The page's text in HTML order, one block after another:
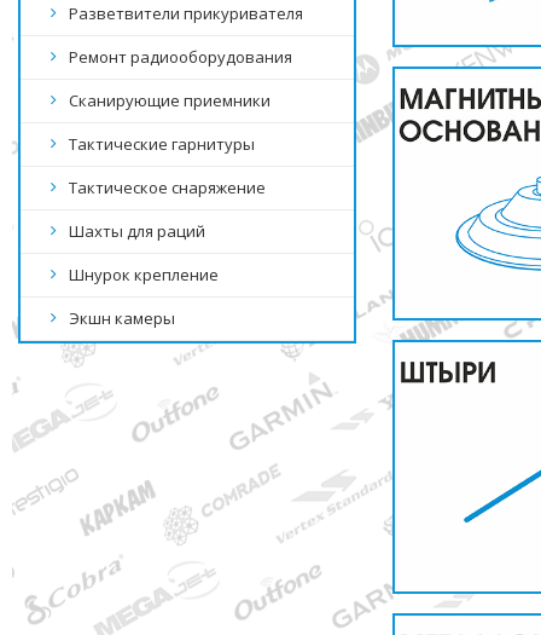
Разветвители прикуривателя
Ремонт радиооборудования
Сканирующие приемники
Тактические гарнитуры
Тактическое снаряжение
Шахты для раций
Шнурок крепление
Экшн камеры